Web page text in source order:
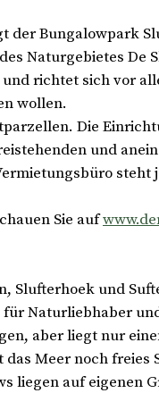
der Bungalowpark
Naturgebietes De
richtet sich vor
wollen.
Die
und
steht
Sie auf
Slufterhoek und
für Naturliebhaber
aber liegt nur
Meer noch freies
liegen auf eigenen